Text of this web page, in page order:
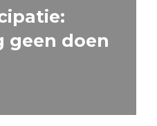
geen doen